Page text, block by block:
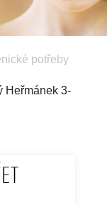
potřeby
Heřmánek 3-